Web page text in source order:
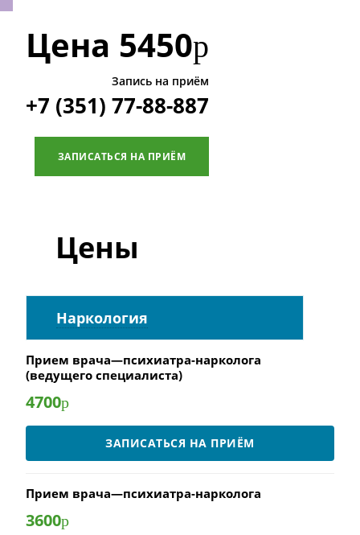
Цена 5450р
Запись на приём
+7 (351) 77-88-887
ЗАПИСАТЬСЯ НА ПРИЁМ
Цены
Наркология
Прием врача—психиатра-нарколога
(ведущего специалиста)
4700р
ЗАПИСАТЬСЯ НА ПРИЁМ
Прием врача—психиатра-нарколога
3600р